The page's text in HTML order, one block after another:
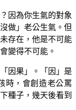
因為你生氣的對象
做」老公生氣。但
存在，他是不可能
變得不可能。
因果」。「因」是
時，會創造老公罵
種子，幾天後看到